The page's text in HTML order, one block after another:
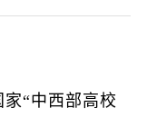
“中西部高校